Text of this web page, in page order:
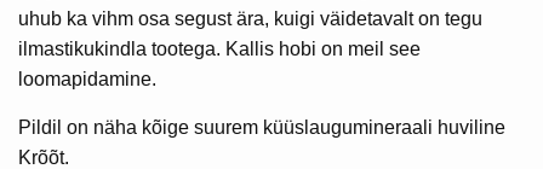
uhub ka vihm osa segust ära, kuigi väidetavalt on tegu
ilmastikukindla tootega. Kallis hobi on meil see
loomapidamine.
Pildil on näha kõige suurem küüslaugumineraali huviline
Krõõt.